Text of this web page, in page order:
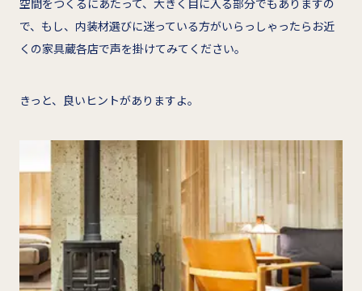
で、もし、内装材選びに迷っている方がいらっしゃったらお近
くの家具蔵各店で声を掛けてみてください。
きっと、良いヒントがありますよ。